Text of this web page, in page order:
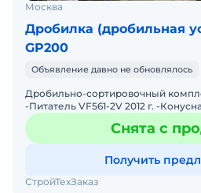
Москва
Дробилка (дробильная
GP200
Объявление давно не обновлялось
Дробильно-сортировочный
-Питатель VF561-2V 2012 г. -
-Конусная дробилка GP200 2012
Снята с
Получить
СтройТехЗаказ